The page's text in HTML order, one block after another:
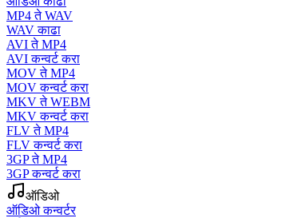
MP4 ते WAV
WAV काढा
AVI ते MP4
AVI कन्वर्ट करा
MOV ते MP4
MOV कन्वर्ट करा
MKV ते WEBM
MKV कन्वर्ट करा
FLV ते MP4
FLV कन्वर्ट करा
3GP ते MP4
3GP कन्वर्ट करा
ऑडिओ
ऑडिओ कन्वर्टर